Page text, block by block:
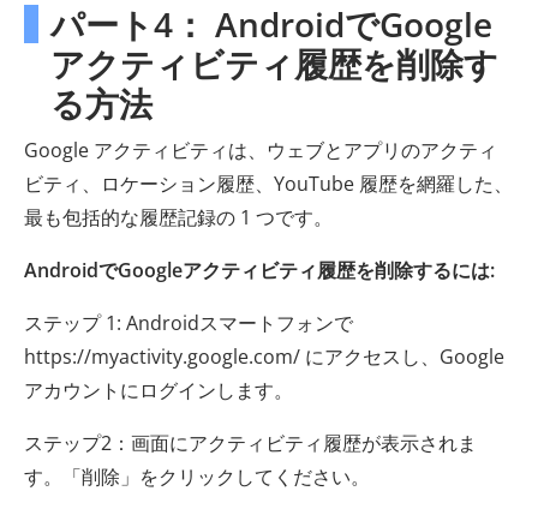
パート4： AndroidでGoogle
アクティビティ履歴を削除す
る方法
Google アクティビティは、ウェブとアプリのアクティ
ビティ、ロケーション履歴、YouTube 履歴を網羅した、
最も包括的な履歴記録の 1 つです。
AndroidでGoogleアクティビティ履歴を削除するには:
ステップ 1: Androidスマートフォンで
https://myactivity.google.com/ にアクセスし、Google
アカウントにログインします。
ステップ2：画面にアクティビティ履歴が表示されま
す。「削除」をクリックしてください。